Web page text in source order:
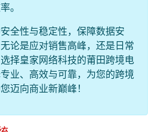
。
全性与稳定性，保障数据安
论是应对销售高峰，还是日常
择皇家网络科技的莆田跨境电
业、高效与可靠，为您的跨境
迈向商业新巅峰！